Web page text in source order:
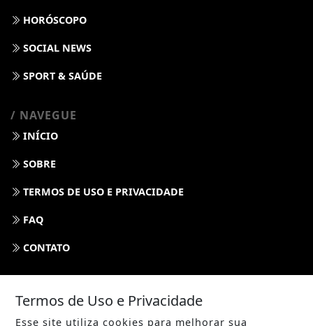
HORÓSCOPO
SOCIAL NEWS
SPORT & SAÚDE
/ NAVEGUE
INÍCIO
SOBRE
TERMOS DE USO E PRIVACIDADE
FAQ
CONTATO
Termos de Uso e Privacidade
Esse site utiliza cookies para melhorar sua